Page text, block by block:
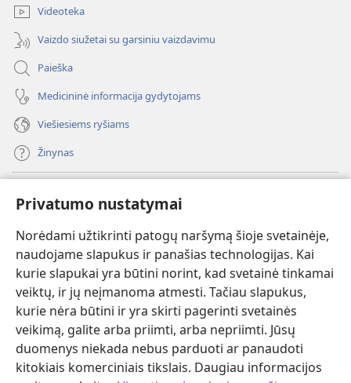
Privatumo nustatymai
Norėdami užtikrinti patogų naršymą šioje svetainėje,
naudojame slapukus ir panašias technologijas. Kai
kurie slapukai yra būtini norint, kad svetainė tinkamai
veiktų, ir jų neįmanoma atmesti. Tačiau slapukus,
kurie nėra būtini ir yra skirti pagerinti svetainės
veikimą, galite arba priimti, arba nepriimti. Jūsų
duomenys niekada nebus parduoti ar panaudoti
kitokiais komerciniais tikslais. Daugiau informacijos
Videoteka
Vaizdo siužetai su garsiniu vaizdavimu
Paieška
Medicininė informacija gydytojams
Viešiesiems ryšiams
Žinynas
(atsiveria
naujas
langas)Sargybos bokšto INTERNETINĖ BIBLIOTEKA
(atsiveria
naujas
langas)JW Hub ®
(atsiveria
naujas
langas)JW Library
Watchtower Library